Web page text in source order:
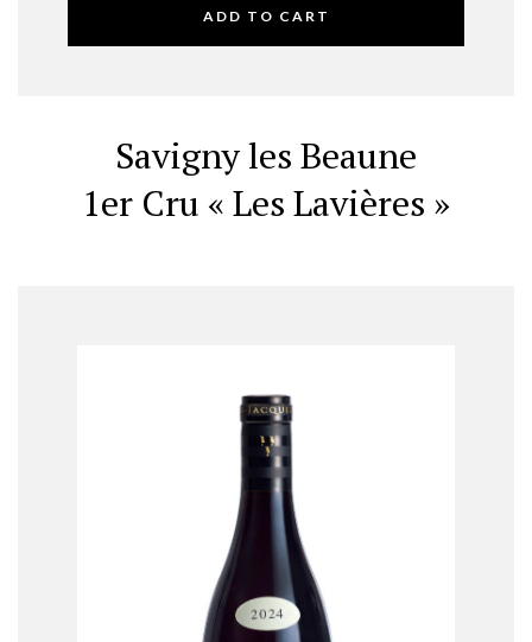
ADD TO CART
Savigny les Beaune
1er Cru « Les Lavières »